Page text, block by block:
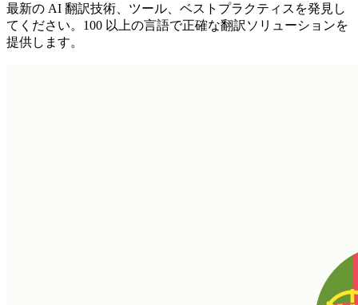
最新の AI 翻訳技術、ツール、ベストプラクティスを発見し
てください。100 以上の言語で正確な翻訳ソリューションを
提供します。